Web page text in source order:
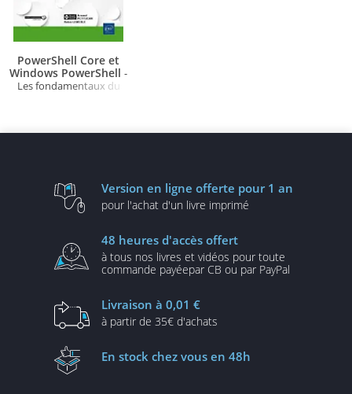
PowerShell Core et
Windows PowerShell -
Les fondamentaux du
Version en ligne offerte pour 1 an
pour l'achat d'un livre imprimé
48 heures d'accès offert
à tous nos livres et vidéos pour toute
commande payéepar CB ou par PayPal
Livraison à 0,01 €
à partir de 35€ d'achats
En stock chez vous en 48h